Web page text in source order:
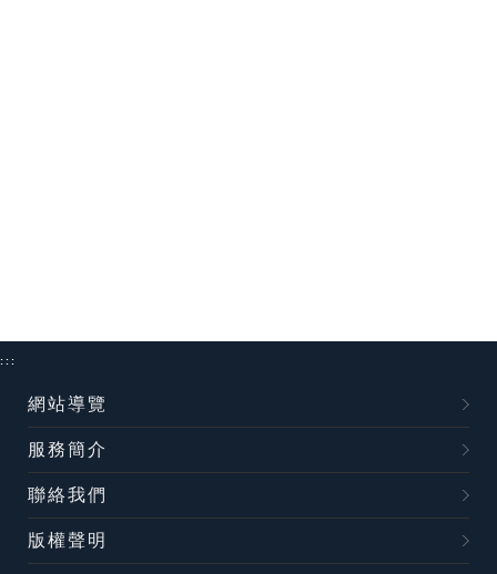
:::
網站導覽
服務簡介
聯絡我們
版權聲明